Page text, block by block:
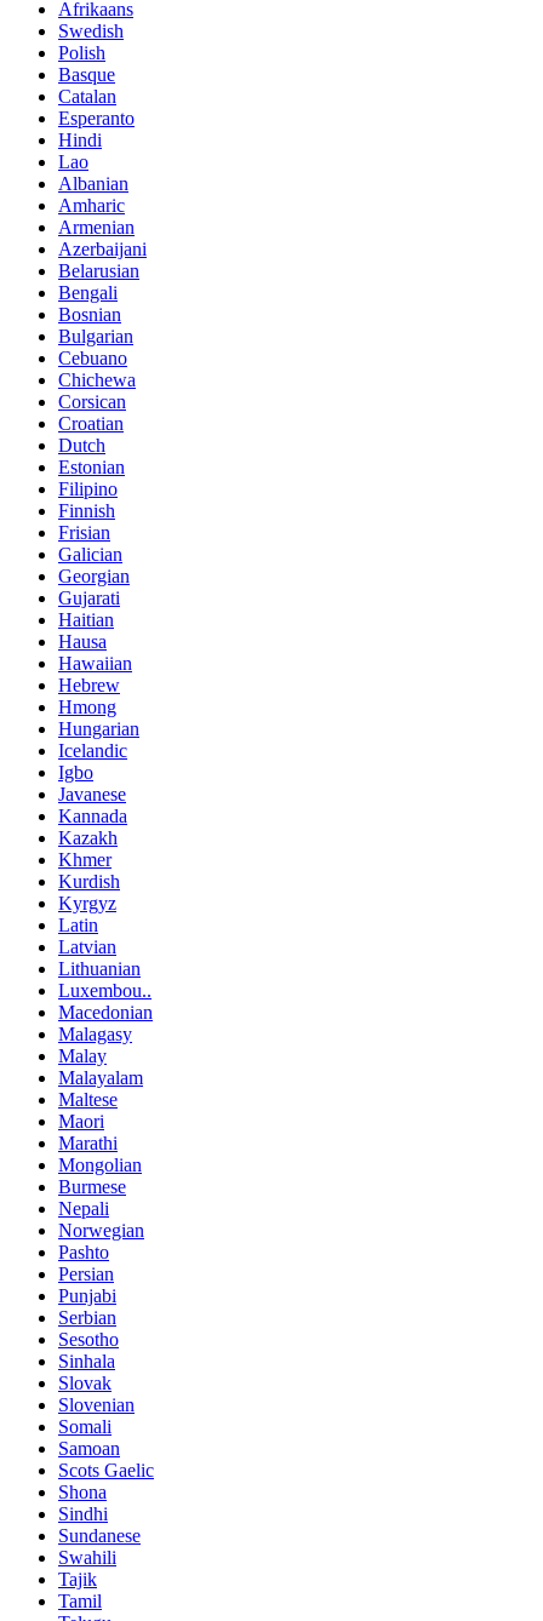
Afrikaans
Swedish
Polish
Basque
Catalan
Esperanto
Hindi
Lao
Albanian
Amharic
Armenian
Azerbaijani
Belarusian
Bengali
Bosnian
Bulgarian
Cebuano
Chichewa
Corsican
Croatian
Dutch
Estonian
Filipino
Finnish
Frisian
Galician
Georgian
Gujarati
Haitian
Hausa
Hawaiian
Hebrew
Hmong
Hungarian
Icelandic
Igbo
Javanese
Kannada
Kazakh
Khmer
Kurdish
Kyrgyz
Latin
Latvian
Lithuanian
Luxembou..
Macedonian
Malagasy
Malay
Malayalam
Maltese
Maori
Marathi
Mongolian
Burmese
Nepali
Norwegian
Pashto
Persian
Punjabi
Serbian
Sesotho
Sinhala
Slovak
Slovenian
Somali
Samoan
Scots Gaelic
Shona
Sindhi
Sundanese
Swahili
Tajik
Tamil